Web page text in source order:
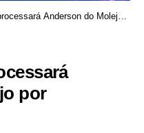
Anderson do Molejo
por